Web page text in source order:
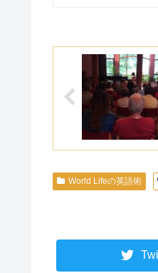
World Lifeの英語術